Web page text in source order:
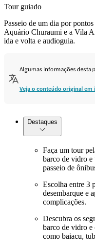
Tour guiado
Passeio de um dia por
Aquário Churaumi e a Vila
ida e volta e audioguia.
Algumas informações desta
Veja o conteúdo original em
Destaques
Faça um tour
barco de vidro e
passeio de
Escolha entre 3
desembarque e
complicações.
Descubra os
barco de vidro e
como baiacu,